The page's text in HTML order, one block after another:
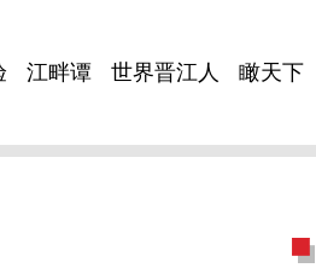
江畔谭 世界晋江人 瞰天下